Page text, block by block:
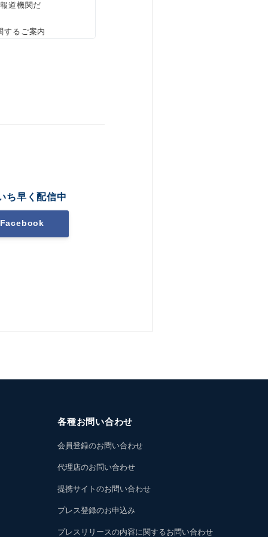
道機関だ
するご案内
ち早く配信中
Facebook
各種お問い合わせ
会員登録のお問い合わせ
代理店のお問い合わせ
提携サイトのお問い合わせ
プレス登録のお申込み
プレスリリースの内容に関するお問い合わせ